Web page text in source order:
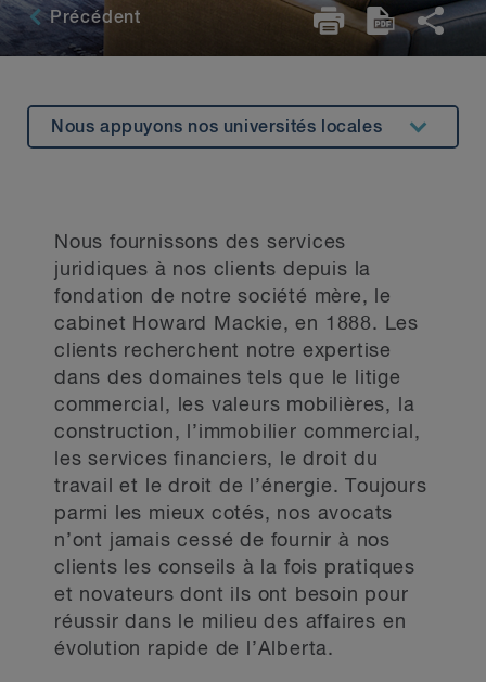
Précédent
Engagement communautaire
Initiatives de bienfaisance
Nous appuyons nos universités locales
Carrières
Nous fournissons des services
juridiques à nos clients depuis la
fondation de notre société mère, le
cabinet Howard Mackie, en 1888. Les
clients recherchent notre expertise
dans des domaines tels que le litige
commercial, les valeurs mobilières, la
construction, l’immobilier commercial,
les services financiers, le droit du
travail et le droit de l’énergie. Toujours
parmi les mieux cotés, nos avocats
n’ont jamais cessé de fournir à nos
clients les conseils à la fois pratiques
et novateurs dont ils ont besoin pour
réussir dans le milieu des affaires en
évolution rapide de l’Alberta.